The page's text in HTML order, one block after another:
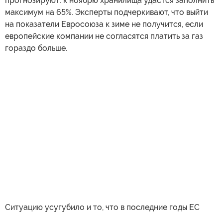
максимум на 65%. Эксперты подчеркивают, что выйти
на показатели Евросоюза к зиме не получится, если
европейские компании не согласятся платить за газ
гораздо больше.
Ситуацию усугубило и то, что в последние годы ЕС